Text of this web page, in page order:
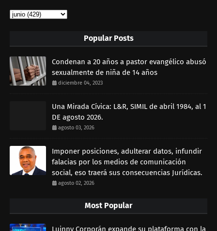
Popular Posts
Condenan a 20 años a pastor evangélico abusó
sexualmente de niña de 14 años
diciembre 04, 2023
Una Mirada Cívica: L&R, SIMIL de abril 1984, al 1
DE agosto 2026.
agosto 03, 2026
Imponer posiciones, adulterar datos, infundir
falacias por los medios de comunicación
social, eso traerá sus consecuencias Jurídicas.
agosto 02, 2026
Most Popular
Luinny Corporán expande su plataforma con la